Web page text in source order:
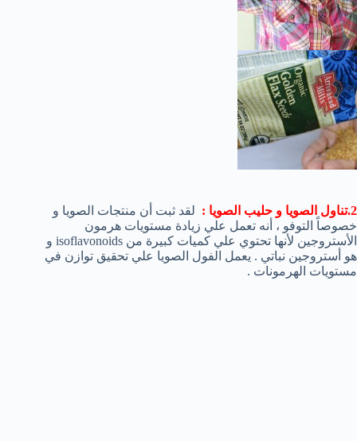
2.تناول الصويا و حليب الصويا :
لقد ثبت أن منتجات الصويا و
خصوصاً التوفو ، أنه تعمل علي زيادة مستويات هرمون
الأستروجين لأنها تحتوي علي كميات كبيرة من isoflavonoids و
هو أستروجين نباتي . يعمل الفول الصويا علي تحقيق توازن في
مستويات الهرمونات .